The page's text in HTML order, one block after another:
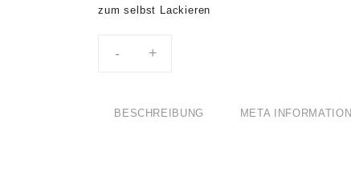
zum selbst Lackieren
- +
BESCHREIBUNG META INFORMATION